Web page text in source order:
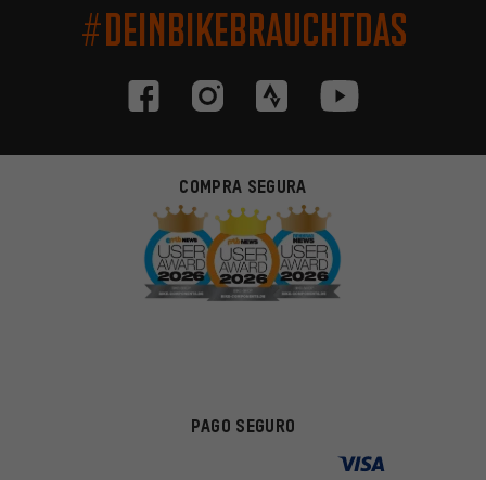
#DEINBIKEBRAUCHTDAS
COMPRA SEGURA
PAGO SEGURO